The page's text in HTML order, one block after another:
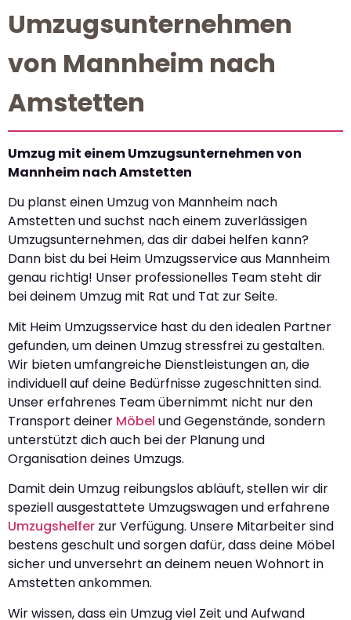
Umzugsunternehmen
von Mannheim nach
Amstetten
Umzug mit einem Umzugsunternehmen von
Mannheim nach Amstetten
Du planst einen Umzug von Mannheim nach
Amstetten und suchst nach einem zuverlässigen
Umzugsunternehmen, das dir dabei helfen kann?
Dann bist du bei Heim Umzugsservice aus Mannheim
genau richtig! Unser professionelles Team steht dir
bei deinem Umzug mit Rat und Tat zur Seite.
Mit Heim Umzugsservice hast du den idealen Partner
gefunden, um deinen Umzug stressfrei zu gestalten.
Wir bieten umfangreiche Dienstleistungen an, die
individuell auf deine Bedürfnisse zugeschnitten sind.
Unser erfahrenes Team übernimmt nicht nur den
Transport deiner Möbel und Gegenstände, sondern
unterstützt dich auch bei der Planung und
Organisation deines Umzugs.
Damit dein Umzug reibungslos abläuft, stellen wir dir
speziell ausgestattete Umzugswagen und erfahrene
Umzugshelfer zur Verfügung. Unsere Mitarbeiter sind
bestens geschult und sorgen dafür, dass deine Möbel
sicher und unversehrt an deinem neuen Wohnort in
Amstetten ankommen.
Wir wissen, dass ein Umzug viel Zeit und Aufwand